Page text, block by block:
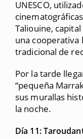
UNESCO,
Taliouine,
una cooperativa
tradicional de
Por la tarde
“pequeña
sus murallas
la noche.
Día 11: